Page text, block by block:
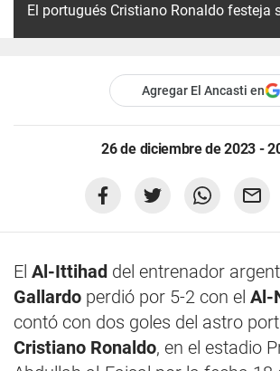
El portugués Cristiano Ronaldo festeja
Agregar El Ancasti en
26 de diciembre de 2023 -
El Al-Ittihad del entrenador
Gallardo perdió por 5-2 con el Al-
contó con dos goles del astro
Cristiano Ronaldo, en el estadio